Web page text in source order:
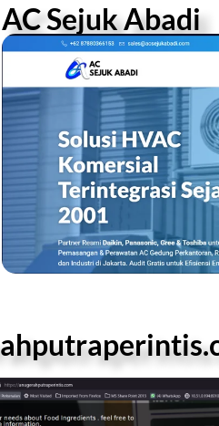
AC Sejuk Abadi